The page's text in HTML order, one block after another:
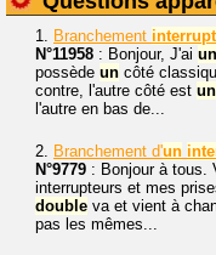
1. Branchement
N°11958 : Bonjour, J'ai un
possède un côté
contre, l'autre côté est un
l'autre en bas de...
2. Branchement d'un
N°9779 : Bonjour à tous.
interrupteurs et mes
double va et vient à
pas les mêmes...